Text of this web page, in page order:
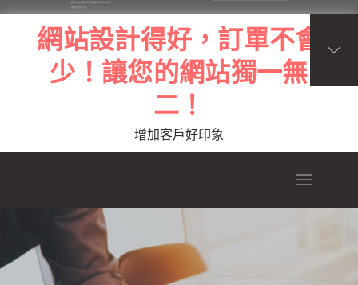
Skip
to
content
網站設計得好，訂單不會
少！讓您的網站獨一無
二！
增加客戶好印象